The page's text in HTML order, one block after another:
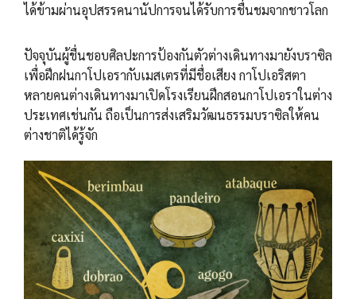
ได้ข้ามผ่านอุปสรรคนานัปการจนได้รับการชื่นชมจากชาวโลก
ปัจจุบันผู้ชื่นชอบศิลปะการป้องกันตัวต่างเดินทางมายังบราซิล
เพื่อฝึกฝนกาโปเอรากับเมสเตรที่มีชื่อเสียง กาโปเอริสตา
หลายคนต่างเดินทางมาเปิดโรงเรียนฝึกสอนกาโปเอราในต่าง
ประเทศเช่นกัน ถือเป็นการส่งเสริมวัฒนธรรมบราซิลให้คน
ต่างชาติได้รู้จัก